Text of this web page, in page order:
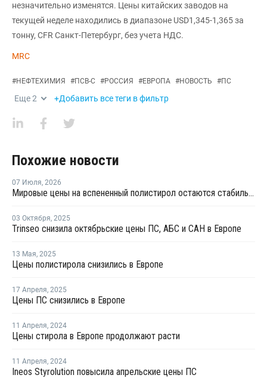
незначительно изменятся. Цены китайских заводов на
текущей неделе находились в диапазоне USD1,345-1,365 за
тонну, CFR Санкт-Петербург, без учета НДС.
MRC
#НЕФТЕХИМИЯ #ПСВ-С #РОССИЯ #ЕВРОПА #НОВОСТЬ #ПС
Еще2 +Добавить все теги в фильтр
Похожие новости
07 Июля, 2026
Мировые цены на вспененный полистирол остаются стабильными
03 Октября, 2025
Trinseo снизила октябрьские цены ПС, АБС и САН в Европе
13 Мая, 2025
Цены полистирола снизились в Европе
17 Апреля, 2025
Цены ПС снизились в Европе
11 Апреля, 2024
Цены стирола в Европе продолжают расти
11 Апреля, 2024
Ineos Styrolution повысила апрельские цены ПС